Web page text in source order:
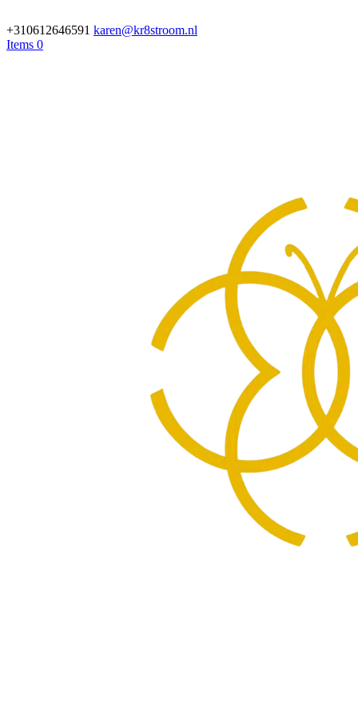
+310612646591 karen@kr8stroom.nl
Items 0